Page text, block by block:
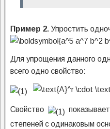
Пример 2. Упростить
Для упрощения данного
всего одно свойство:
Свойство
степеней с одинаковым